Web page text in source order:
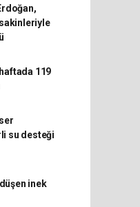
119
su desteği
düşen inek